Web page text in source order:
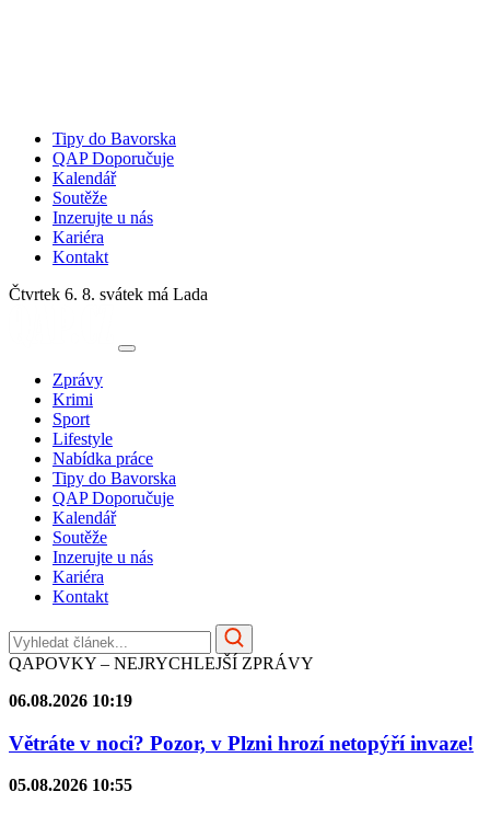
Tipy do Bavorska
QAP Doporučuje
Kalendář
Soutěže
Inzerujte u nás
Kariéra
Kontakt
Čtvrtek 6. 8. svátek má Lada
Zprávy
Krimi
Sport
Lifestyle
Nabídka práce
Tipy do Bavorska
QAP Doporučuje
Kalendář
Soutěže
Inzerujte u nás
Kariéra
Kontakt
QAPOVKY – NEJRYCHLEJŠÍ ZPRÁVY
06.08.2026 10:19
Větráte v noci? Pozor, v Plzni hrozí netopýří invaze!
05.08.2026 10:55